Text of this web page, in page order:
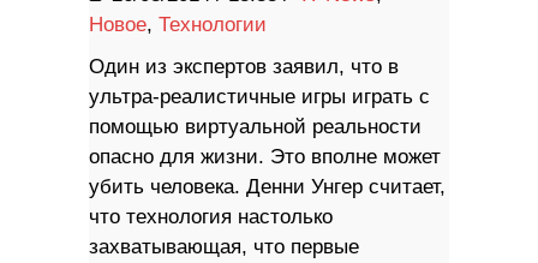
Новое, Технологии
Один из экспертов заявил, что в
ультра-реалистичные игры играть с
помощью виртуальной реальности
опасно для жизни. Это вполне может
убить человека. Денни Унгер считает,
что технология настолько
захватывающая, что первые